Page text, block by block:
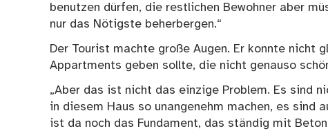
benutzen dürfen, die restlichen Bewohner aber
nur das Nötigste beherbergen.“
Der Tourist machte große Augen. Er konnte nicht
Appartments geben sollte, die nicht genauso
„Aber das ist nicht das einzige Problem. Es sind
in diesem Haus so unangenehm machen, es sind
ist da noch das Fundament, das ständig mit